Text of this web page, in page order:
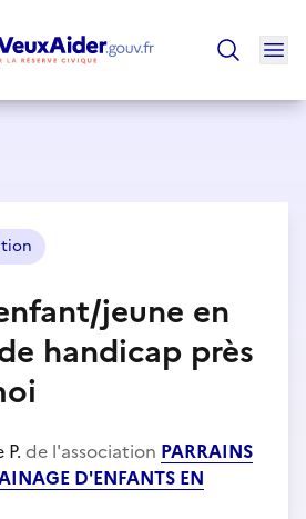
jeune en
handicap près
de l'association PARRAINS
D'ENFANTS EN